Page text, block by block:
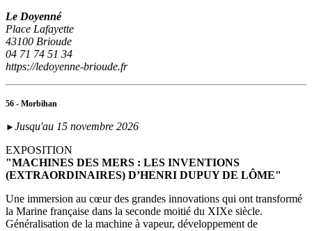
Le Doyenné
Place Lafayette
43100 Brioude
04 71 74 51 34
https://ledoyenne-brioude.fr
56 - Morbihan
► Jusqu'au 15 novembre 2026
EXPOSITION
"MACHINES DES MERS : LES INVENTIONS
(EXTRAORDINAIRES) D’HENRI DUPUY DE LÔME"
Une immersion au cœur des grandes innovations qui ont transformé
la Marine française dans la seconde moitié du XIXe siècle.
Généralisation de la machine à vapeur, développement de